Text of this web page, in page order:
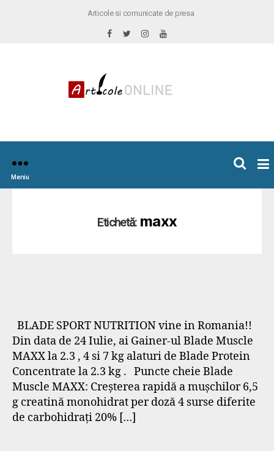
Articole si comunicate de presa
Meniu
Etichetă: maxx
BLADE SPORT NUTRITION vine in Romania!!
Din data de 24 Iulie, ai Gainer-ul Blade Muscle
MAXX la 2.3 , 4 si 7 kg alaturi de Blade Protein
Concentrate la 2.3 kg . Puncte cheie Blade
Muscle MAXX: Creșterea rapidă a mușchilor 6,5
g creatină monohidrat per doză 4 surse diferite
de carbohidrați 20% […]